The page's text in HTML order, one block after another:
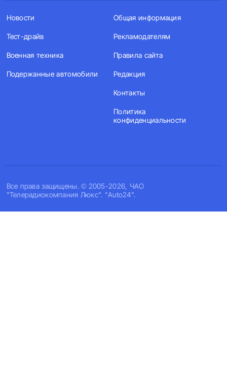
Все права защищены. © 2005-2026, ЧАО
"Телерадиокомпания Люкс". "Auto24".
Новости
Тест-драйв
Военная техника
Подержанные автомобили
Общая информация
Рекламодателям
Правила сайта
Редакция
Контакты
Политика
конфиденциальности